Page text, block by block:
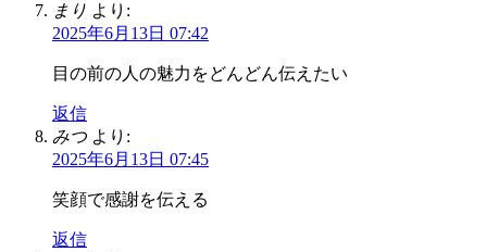
まり より:
2025年6月13日 07:42
目の前の人の魅力をどんどん伝えたい
返信
みつ より:
2025年6月13日 07:45
笑顔で感謝を伝える
返信